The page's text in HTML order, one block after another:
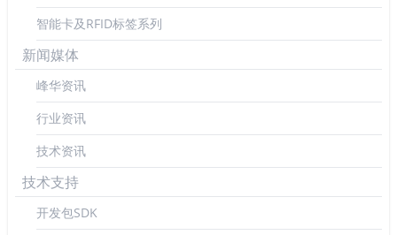
智能卡及RFID标签系列
新闻媒体
峰华资讯
行业资讯
技术资讯
技术支持
开发包SDK